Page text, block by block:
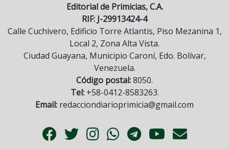
Editorial de Primicias, C.A.
RIF: J-29913424-4
Calle Cuchivero, Edificio Torre Atlantis, Piso Mezanina 1,
Local 2, Zona Alta Vista.
Ciudad Guayana, Municipio Caroní, Edo. Bolívar,
Venezuela.
Código postal:8050.
Tel:+58-0412-8583263.
Email: redacciondiarioprimicia@gmail.com